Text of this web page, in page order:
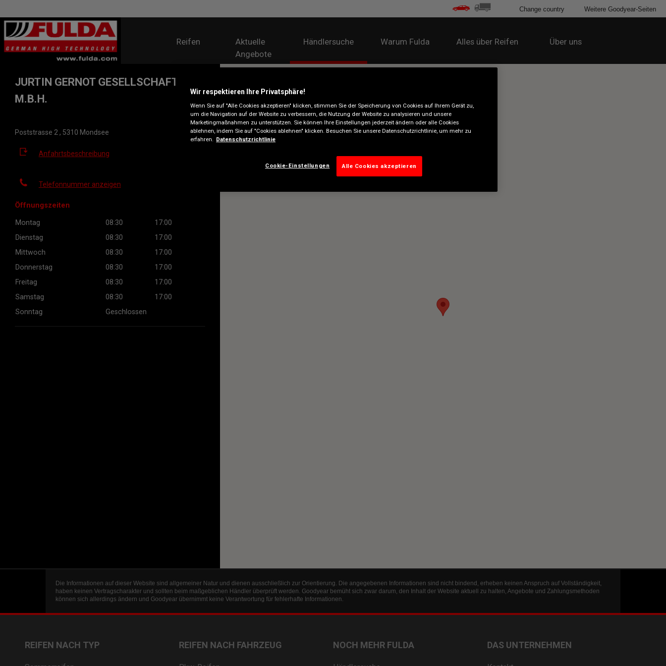
Reifen
Aktuelle
Angebote
Händlersuche Warum Fulda Alles über Reifen Über uns
Change country Weitere Goodyear-Seiten
JURTIN GERNOT GESELLSCHAFT
M.B.H.
Poststrasse 2 , 5310 Mondsee
Anfahrtsbeschreibung
Telefonnummer anzeigen
Öffnungszeiten
Montag 08:30
17:00
Dienstag
08:30
17:00
Mittwoch
08:30
17:00
Donnerstag
08:30
17:00
Freitag
08:30
17:00
Samstag
08:30
17:00
Sonntag
Geschlossen
Die Informationen auf dieser Website sind allgemeiner Natur und dienen ausschließlich zur Orientierung. Die angegebenen Informationen sind nicht bindend, erheben keinen Anspruch auf Vollständigkeit,
haben keinen Vertragscharakter und sollten beim maßgeblichen Händler überprüft werden. Goodyear bemüht sich zwar darum, den Inhalt der Website aktuell zu halten, Angebote und Zahlungsmethoden
können sich allerdings ändern und Goodyear übernimmt keine Verantwortung für fehlerhafte Informationen.
REIFEN NACH TYP REIFEN NACH FAHRZEUG NOCH MEHR FULDA DAS UNTERNEHMEN
Wir respektieren Ihre Privatsphäre!
Wenn Sie auf "Alle Cookies akzeptieren" klicken, stimmen Sie der Speicherung von Cookies auf Ihrem Gerät zu,
um die Navigation auf der Website zu verbessern, die Nutzung der Website zu analysieren und unsere
Marketingmaßnahmen zu unterstützen. Sie können Ihre Einstellungen jederzeit ändern oder alle Cookies
ablehnen, indem Sie auf "Cookies ablehnen" klicken. Besuchen Sie unsere Datenschutzrichtlinie, um mehr zu
erfahren.
Datenschutzrichtlinie
Cookie-Einstellungen Alle Cookies akzeptieren